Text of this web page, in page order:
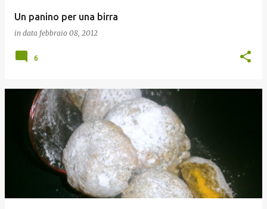
Un panino per una birra
in data febbraio 08, 2012
6